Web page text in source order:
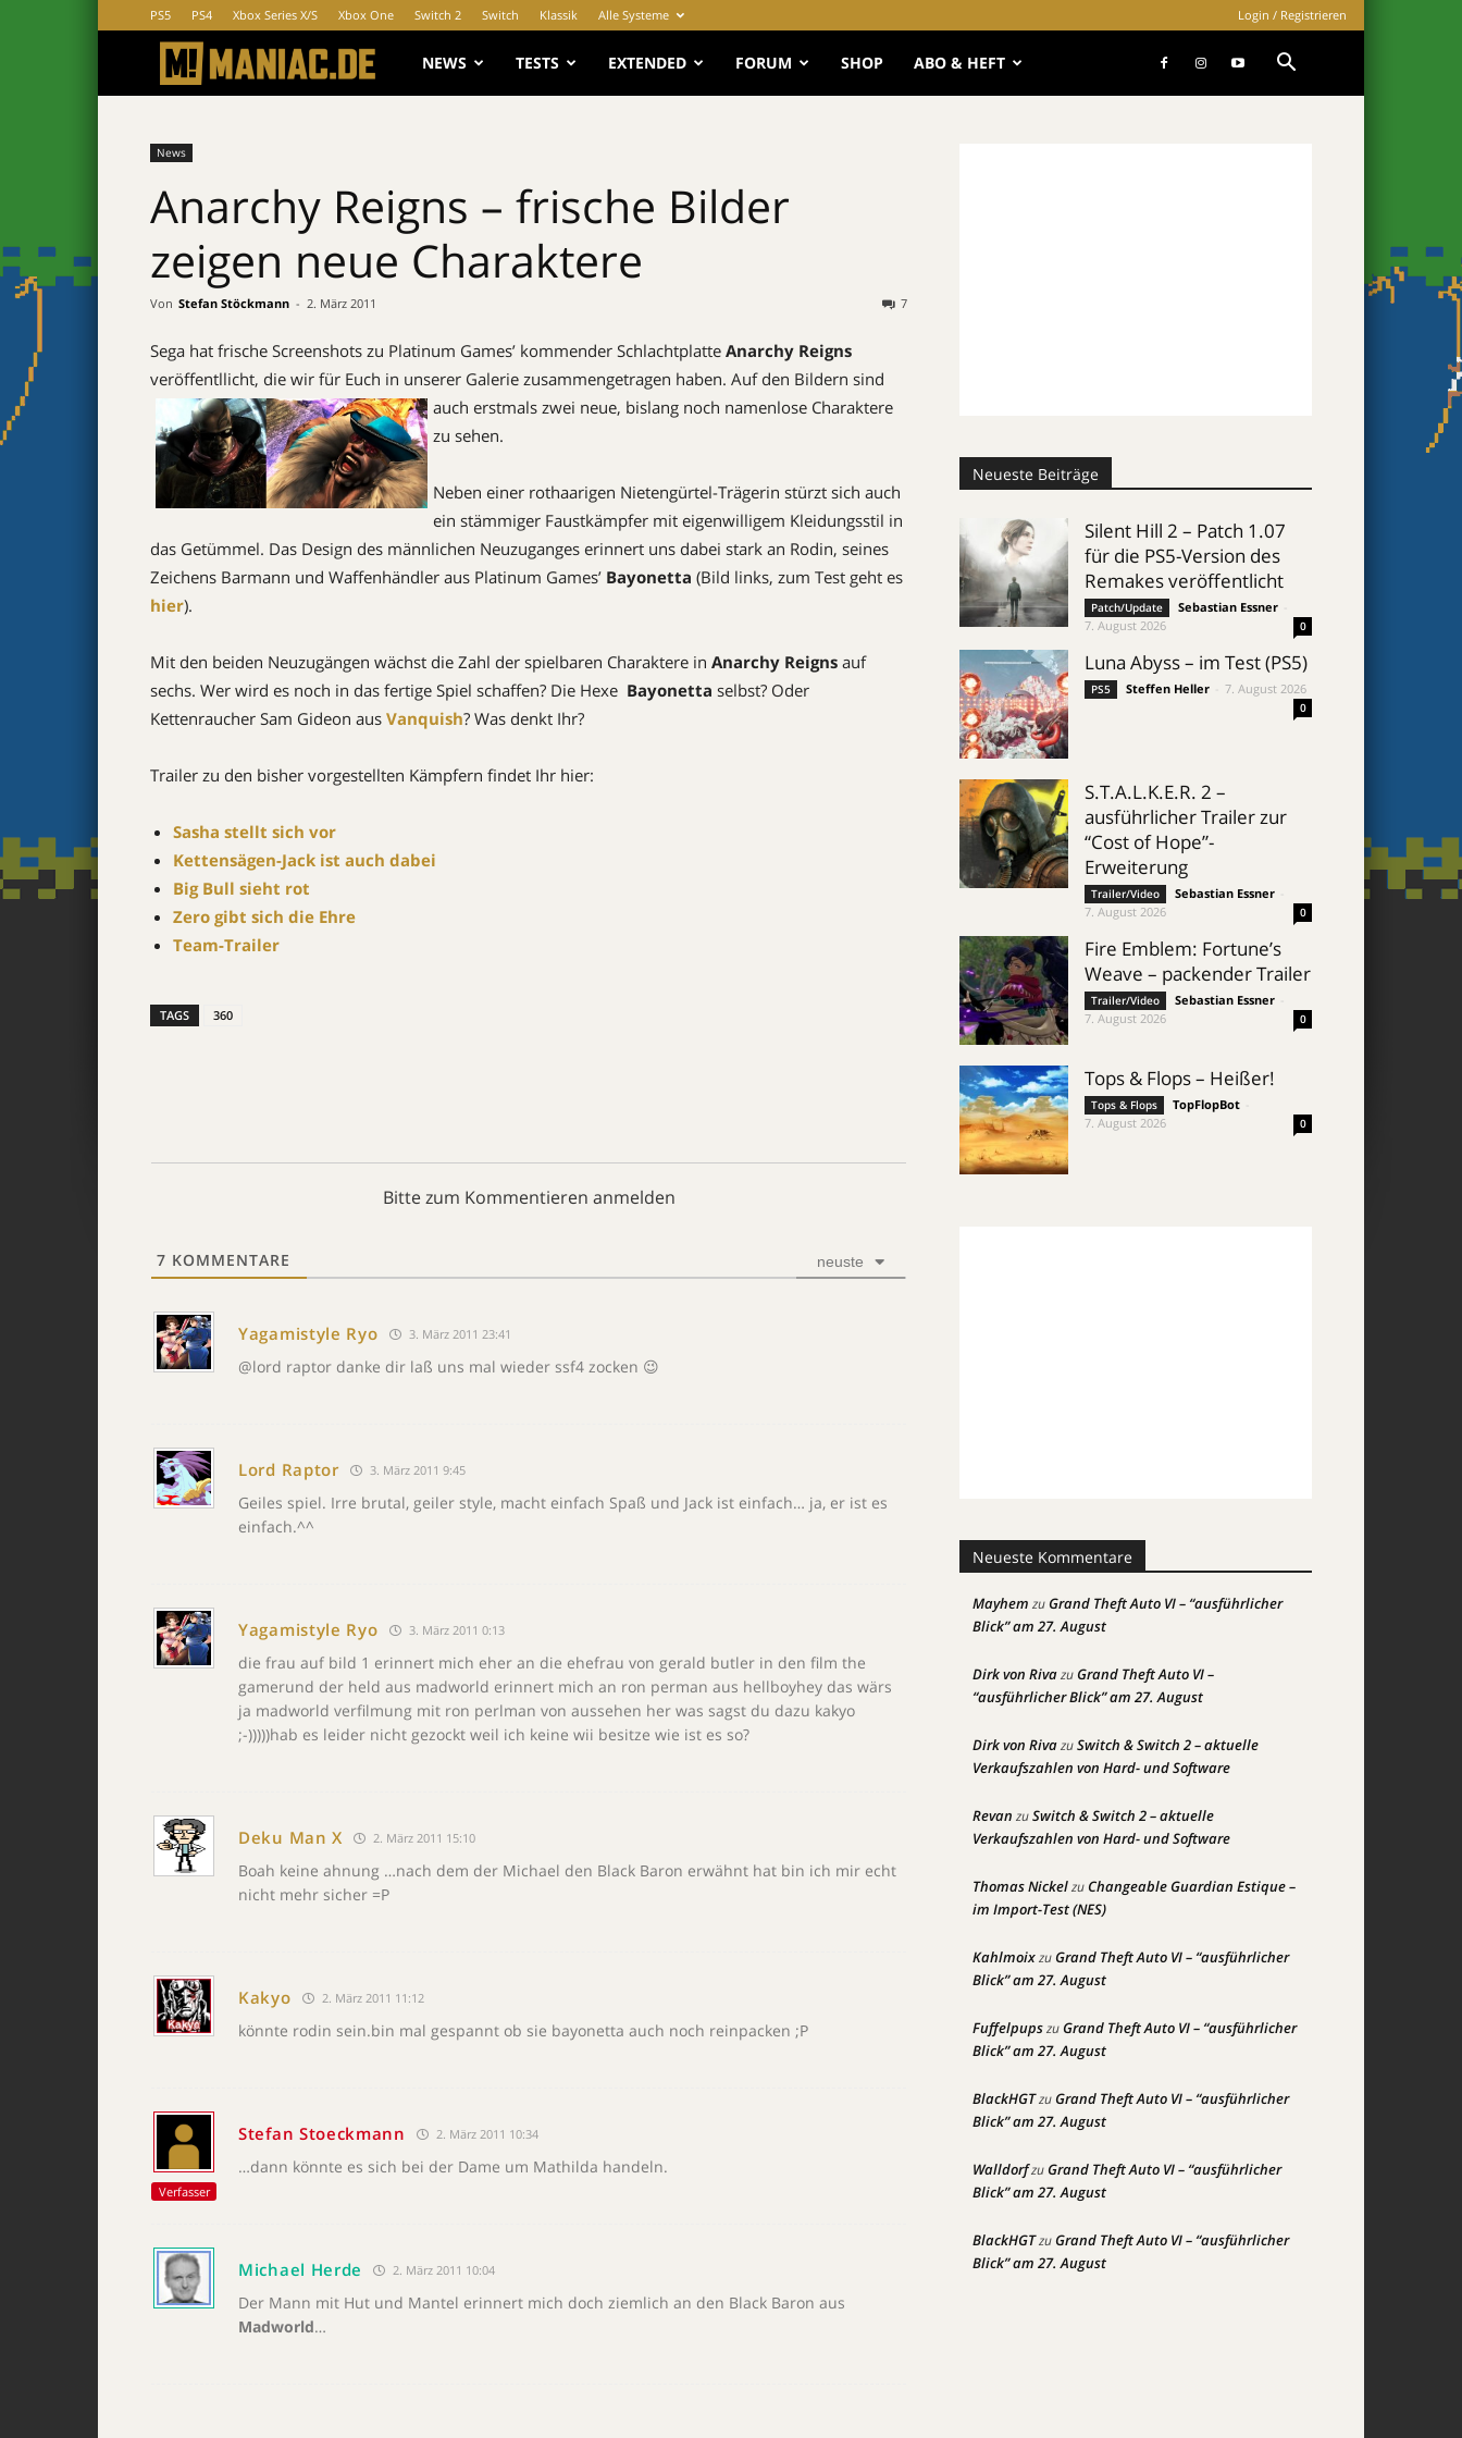
PS5 PS4 Xbox Series X/S Xbox One Switch 2 Switch Klassik Alle Systeme Login / Registrieren
MANIAC.de
NEWS TESTS EXTENDED FORUM SHOP ABO & HEFT
News
Anarchy Reigns – frische Bilder
zeigen neue Charaktere
Von Stefan Stöckmann - 2. März 2011 7
Sega hat frische Screenshots zu Platinum Games’ kommender Schlachtplatte Anarchy Reigns
veröffentllicht, die wir für Euch in unserer Galerie zusammengetragen haben. Auf den Bildern sind
auch erstmals zwei neue, bislang noch namenlose Charaktere
zu sehen.
Neben einer rothaarigen Nietengürtel-Trägerin stürzt sich auch
ein stämmiger Faustkämpfer mit eigenwilligem Kleidungsstil in
das Getümmel. Das Design des männlichen Neuzuganges erinnert uns dabei stark an Rodin, seines
Zeichens Barmann und Waffenhändler aus Platinum Games’ Bayonetta (Bild links, zum Test geht es
hier).
Mit den beiden Neuzugängen wächst die Zahl der spielbaren Charaktere in Anarchy Reigns auf
sechs. Wer wird es noch in das fertige Spiel schaffen? Die Hexe Bayonetta selbst? Oder
Kettenraucher Sam Gideon aus Vanquish? Was denkt Ihr?
Trailer zu den bisher vorgestellten Kämpfern findet Ihr hier:
Sasha stellt sich vor
Kettensägen-Jack ist auch dabei
Big Bull sieht rot
Zero gibt sich die Ehre
Team-Trailer
TAGS 360
Bitte zum Kommentieren anmelden
7 KOMMENTARE neuste
Yagamistyle Ryo 3. März 2011 23:41
@lord raptor danke dir laß uns mal wieder ssf4 zocken 😉
Lord Raptor 3. März 2011 9:45
Geiles spiel. Irre brutal, geiler style, macht einfach Spaß und Jack ist einfach… ja, er ist es
einfach.^^
Yagamistyle Ryo 3. März 2011 0:13
die frau auf bild 1 erinnert mich eher an die ehefrau von gerald butler in den film the
gamerund der held aus madworld erinnert mich an ron perman aus hellboyhey das wärs
ja madworld verfilmung mit ron perlman von aussehen her was sagst du dazu kakyo
;-)))))hab es leider nicht gezockt weil ich keine wii besitze wie ist es so?
Deku Man X 2. März 2011 15:10
Boah keine ahnung …nach dem der Michael den Black Baron erwähnt hat bin ich mir echt
nicht mehr sicher =P
Kakyo 2. März 2011 11:12
könnte rodin sein.bin mal gespannt ob sie bayonetta auch noch reinpacken ;P
Verfasser
Stefan Stoeckmann 2. März 2011 10:34
…dann könnte es sich bei der Dame um Mathilda handeln.
Michael Herde 2. März 2011 10:04
Der Mann mit Hut und Mantel erinnert mich doch ziemlich an den Black Baron aus
Madworld…
Neueste Beiträge
Silent Hill 2 – Patch 1.07
für die PS5-Version des
Remakes veröffentlicht
Patch/Update Sebastian Essner
7. August 2026
0
Luna Abyss – im Test (PS5)
PS5 Steffen Heller 7. August 2026
0
S.T.A.L.K.E.R. 2 –
ausführlicher Trailer zur
“Cost of Hope”-
Erweiterung
Trailer/Video Sebastian Essner
7. August 2026
0
Fire Emblem: Fortune’s
Weave – packender Trailer
Trailer/Video Sebastian Essner
7. August 2026
0
Tops & Flops – Heißer!
Tops & Flops TopFlopBot
7. August 2026
0
Neueste Kommentare
Mayhem zuGrand Theft Auto VI – “ausführlicher
Blick” am 27. August
Dirk von RivazuGrand Theft Auto VI –
“ausführlicher Blick” am 27. August
Dirk von RivazuSwitch & Switch 2 – aktuelle
Verkaufszahlen von Hard- und Software
Revan zuSwitch & Switch 2 – aktuelle
Verkaufszahlen von Hard- und Software
Thomas NickelzuChangeable Guardian Estique –
im Import-Test (NES)
KahlmoixzuGrand Theft Auto VI – “ausführlicher
Blick” am 27. August
FuffelpupszuGrand Theft Auto VI – “ausführlicher
Blick” am 27. August
BlackHGTzuGrand Theft Auto VI – “ausführlicher
Blick” am 27. August
WalldorfzuGrand Theft Auto VI – “ausführlicher
Blick” am 27. August
BlackHGTzuGrand Theft Auto VI – “ausführlicher
Blick” am 27. August